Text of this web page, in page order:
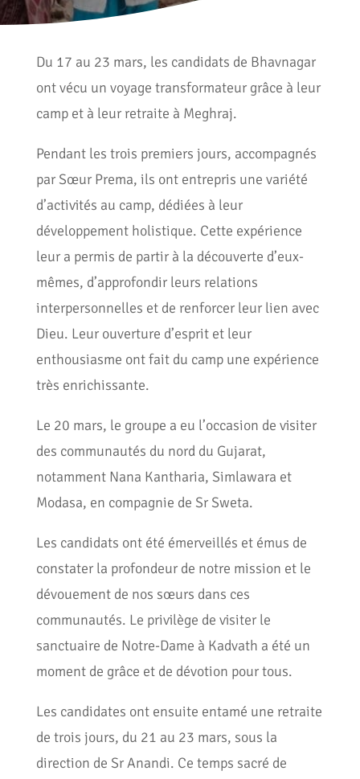
Du 17 au 23 mars, les candidats de Bhavnagar
ont vécu un voyage transformateur grâce à leur
camp et à leur retraite à Meghraj.
Pendant les trois premiers jours, accompagnés
par Sœur Prema, ils ont entrepris une variété
d’activités au camp, dédiées à leur
développement holistique. Cette expérience
leur a permis de partir à la découverte d’eux-
mêmes, d’approfondir leurs relations
interpersonnelles et de renforcer leur lien avec
Dieu. Leur ouverture d’esprit et leur
enthousiasme ont fait du camp une expérience
très enrichissante.
Le 20 mars, le groupe a eu l’occasion de visiter
des communautés du nord du Gujarat,
notamment Nana Kantharia, Simlawara et
Modasa, en compagnie de Sr Sweta.
Les candidats ont été émerveillés et émus de
constater la profondeur de notre mission et le
dévouement de nos sœurs dans ces
communautés. Le privilège de visiter le
sanctuaire de Notre-Dame à Kadvath a été un
moment de grâce et de dévotion pour tous.
Les candidates ont ensuite entamé une retraite
de trois jours, du 21 au 23 mars, sous la
direction de Sr Anandi. Ce temps sacré de